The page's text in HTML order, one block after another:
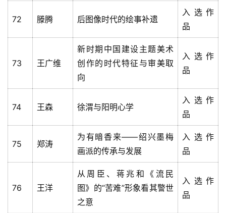
72 滕腾 后图像时代的绘事补遗
入选作
品
73 王广维
新时期中国建设主题美术
创作的时代特征与审美取
向
入选作
品
74 王森 徐渭与阳明心学
入选作
品
75 郑涛
为有暗香来——绍兴墨梅
画派的传承与发展
入选作
品
76 王洋
从周臣、蒋兆和《流民
图》的“苦难”形象看其警世
之意
入选作
品